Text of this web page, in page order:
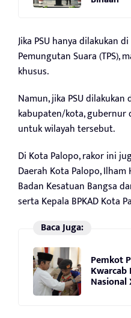
Jika PSU hanya dilakukan
Pemungutan Suara (TPS),
khusus.
Namun, jika PSU
kabupaten/kota,
untuk wilayah tersebut.
Di Kota Palopo, rakor ini
Daerah Kota Palopo,
Badan Kesatuan Bangsa
serta Kepala BPKAD Kota
Baca Juga:
Pemkot
Kwarcab
Nasional